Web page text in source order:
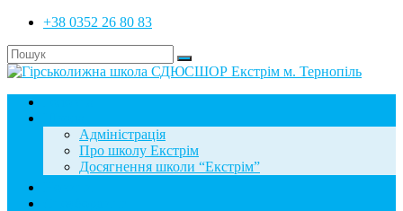
+38 0352 26 80 83
Адміністрація
Про школу Екстрім
Досягнення школи “Екстрім”